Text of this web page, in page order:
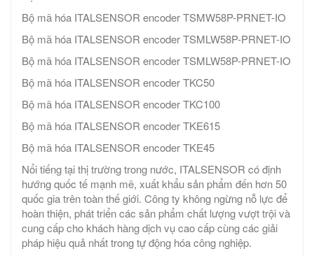
Bộ mã hóa ITALSENSOR encoder TSMW58P-PRNET-IO
Bộ mã hóa ITALSENSOR encoder TSMLW58P-PRNET-IO
Bộ mã hóa ITALSENSOR encoder TSMLW58P-PRNET-IO
Bộ mã hóa ITALSENSOR encoder TKC50
Bộ mã hóa ITALSENSOR encoder TKC100
Bộ mã hóa ITALSENSOR encoder TKE615
Bộ mã hóa ITALSENSOR encoder TKE45
Nổi tiếng tại thị trường trong nước, ITALSENSOR có định
hướng quốc tế mạnh mẽ, xuất khẩu sản phẩm đến hơn 50
quốc gia trên toàn thế giới. Công ty không ngừng nỗ lực để
hoàn thiện, phát triển các sản phẩm chất lượng vượt trội và
cung cấp cho khách hàng dịch vụ cao cấp cùng các giải
pháp hiệu quả nhất trong tự động hóa công nghiệp.